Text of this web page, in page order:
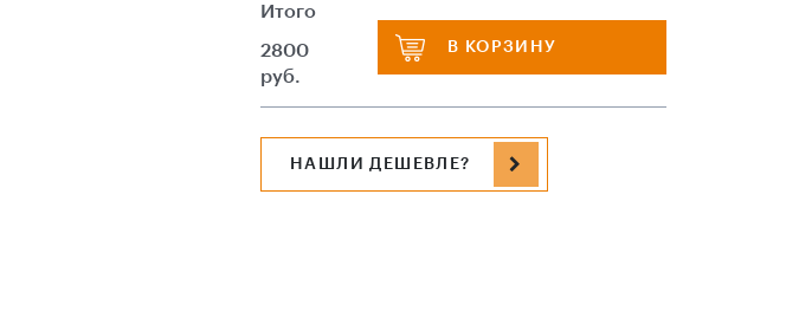
Итого
2800
руб.
В КОРЗИНУ
НАШЛИ ДЕШЕВЛЕ?